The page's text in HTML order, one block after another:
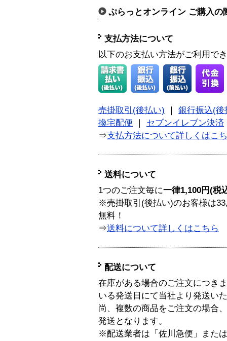
ぷらっとオンライン ご購入の
支払方法について
以下のお支払い方法がご利用で
売掛取引(後払い)
銀行振込(後
換宅配便
セブンイレブン決済
⇒支払方法について詳しくはこ
送料について
1つのご注文毎に一律1,100円(税
※売掛取引(後払い)のお客様は
無料！
⇒送料について詳しくはこちら
配送について
在庫がある場合のご注文につき
いる発送日にて当社より発送い
尚、複数の商品をご注文の場合
発送となります。
※配送業者は「佐川急便」また